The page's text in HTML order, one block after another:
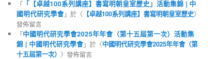
「 「【卓越100系列講座】書寫明朝皇室歷史」活動集錦 | 中
國明代研究學會」於〈 【卓越100系列講座】書寫明朝皇室歷史〉
發佈留言
「中國明代研究學會2025年年會（第十五屆第一次）活動集
錦 | 中國明代研究學會」於〈中國明代研究學會2025年年會（第
十五屆第一次） 〉發佈留言